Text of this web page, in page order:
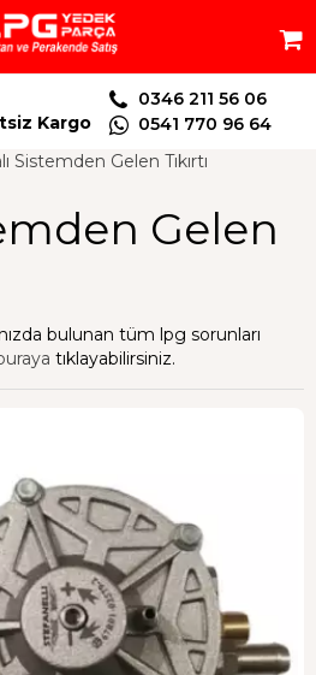
Kargo
0346 211 56 06
0541 770 96 64
Sistemden Gelen Tıkırtı
Gelen
bulunan tüm lpg sorunları
tıklayabilirsiniz.